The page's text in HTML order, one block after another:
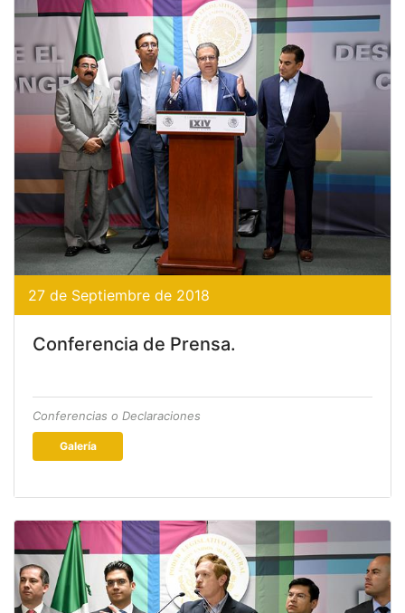
27 de Septiembre de 2018
Conferencia de Prensa.
Conferencias o Declaraciones
Galería